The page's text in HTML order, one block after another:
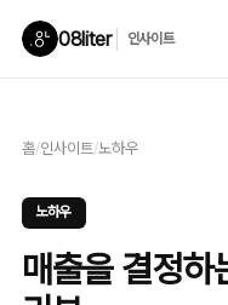
08liter 인사이트
홈/인사이트/노하우
노하우
매출을 결정